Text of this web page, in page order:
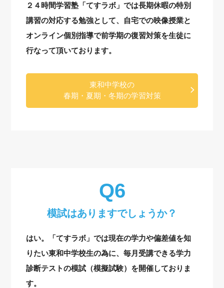
２４時間学習塾「てすラボ」では長期休暇の特別
講習の対応する勉強として、自宅での映像授業と
オンライン個別指導で前学期の復習対策を生徒に
行なって頂いております。
東和中学校の
春期・夏期・冬期の学習対策
模試はありますでしょうか？
はい。「てすラボ」では現在の学力や偏差値を知
りたい東和中学校生の為に、毎月受講できる学力
診断テストの模試（模擬試験）を開催しておりま
す。